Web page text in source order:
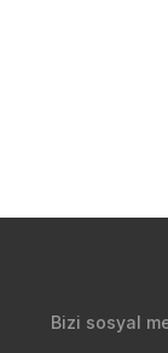
Bizi sosyal